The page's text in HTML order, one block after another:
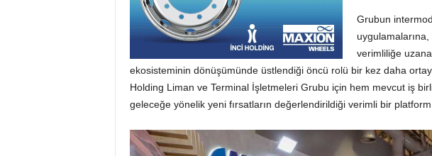
Grubun
verimliliğe
ekosisteminin dönüşümünde üstlendiği öncü rolü bir kez daha
Holding Liman ve Terminal İşletmeleri Grubu için hem mevcut iş
geleceğe yönelik yeni fırsatların değerlendirildiği verimli bir platform